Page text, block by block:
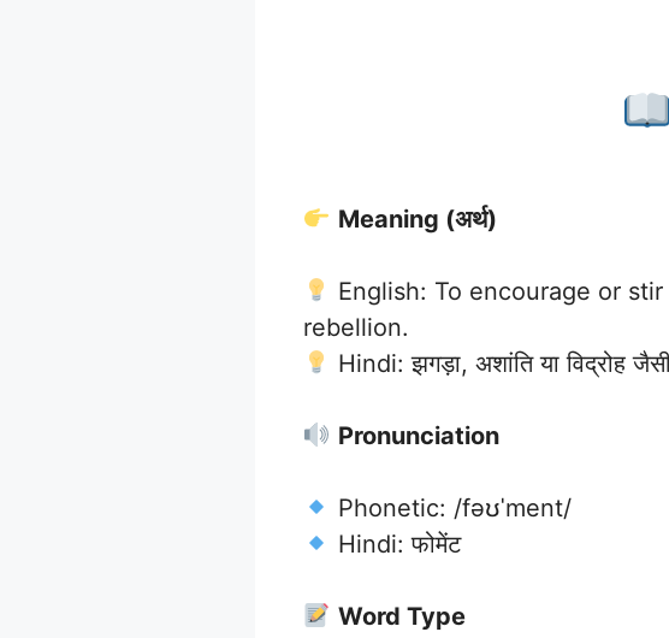
Meaning (अर्थ)
English: To encourage or
rebellion.
Hindi: झगड़ा, अशांति या विद्रोह
Pronunciation
Phonetic: /fəʊˈment/
Hindi: फोमेंट
Word Type